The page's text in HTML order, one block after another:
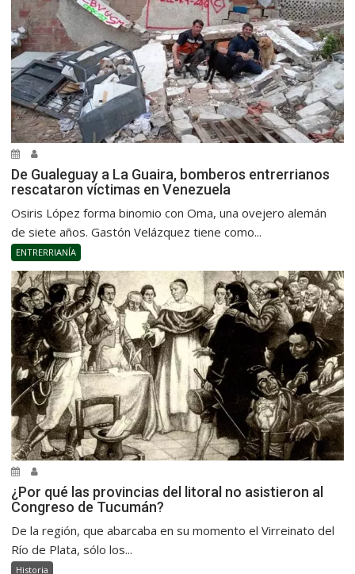
De Gualeguay a La Guaira, bomberos entrerrianos
rescataron víctimas en Venezuela
Osiris López forma binomio con Oma, una ovejero alemán
de siete años. Gastón Velázquez tiene como...
ENTRERRIANÍA
¿Por qué las provincias del litoral no asistieron al
Congreso de Tucumán?
De la región, que abarcaba en su momento el Virreinato del
Río de Plata, sólo los...
Historia